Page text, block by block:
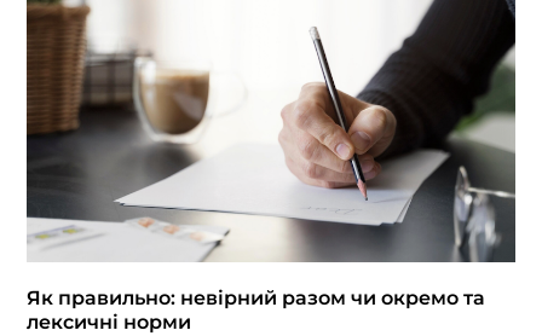
Як правильно: невірний разом чи окремо та
лексичні норми